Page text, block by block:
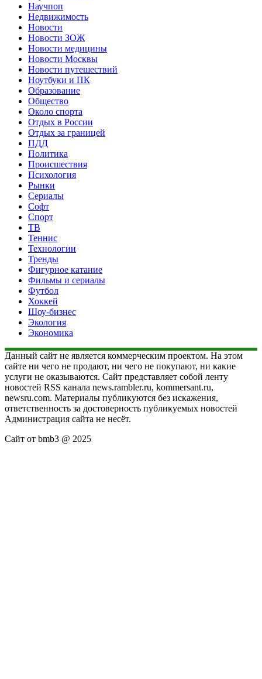
Научпоп
Недвижимость
Новости
Новости ЗОЖ
Новости медицины
Новости Москвы
Новости путешествий
Ноутбуки и ПК
Образование
Общество
Около спорта
Отдых в России
Отдых за границей
ПДД
Политика
Происшествия
Психология
Рынки
Сериалы
Софт
Спорт
ТВ
Теннис
Технологии
Тренды
Фигурное катание
Фильмы и сериалы
Футбол
Хоккей
Шоу-бизнес
Экология
Экономика
Данный сайт не является коммерческим проектом. На этом
сайте ни чего не продают, ни чего не покупают, ни какие
услуги не оказываются. Сайт представляет собой ленту
новостей RSS канала news.rambler.ru, kommersant.ru,
newsru.com. Материалы публикуются без искажения,
ответственность за достоверность публикуемых новостей
Администрация сайта не несёт.
Сайт от bmb3 @ 2025